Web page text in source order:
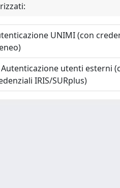
UNIMI (con
Autenticazione utenti esterni
IRIS/SURplus)